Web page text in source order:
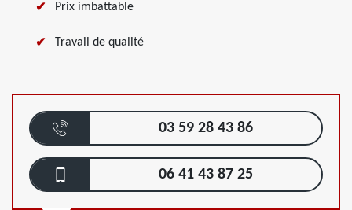
Prix imbattable
Travail de qualité
03 59 28 43 86
06 41 43 87 25